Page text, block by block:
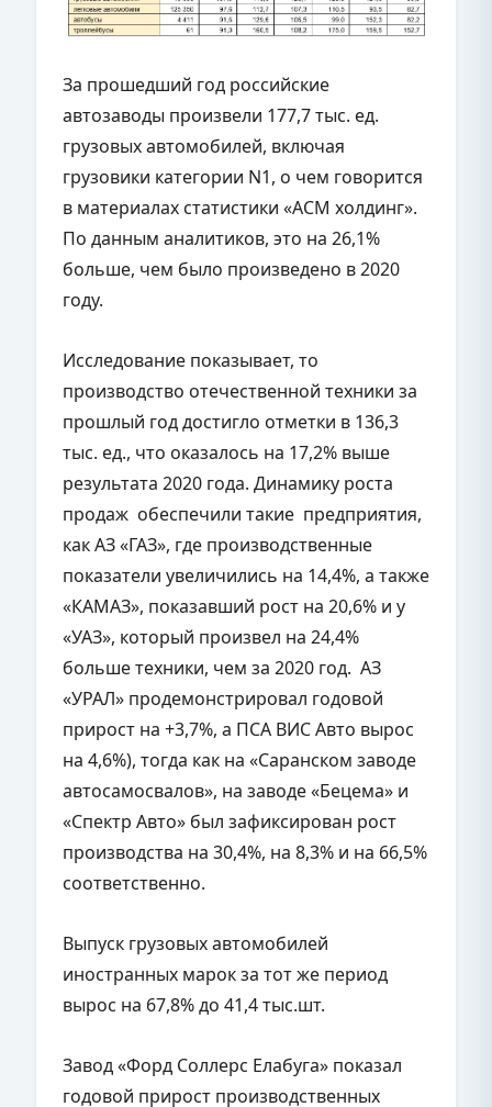
За прошедший год российские
автозаводы произвели 177,7 тыс. ед.
грузовых автомобилей, включая
грузовики категории N1, о чем говорится
в материалах статистики «АСМ холдинг».
По данным аналитиков, это на 26,1%
больше, чем было произведено в 2020
году.
Исследование показывает, то
производство отечественной техники за
прошлый год достигло отметки в 136,3
тыс. ед., что оказалось на 17,2% выше
результата 2020 года. Динамику роста
продаж обеспечили такие предприятия,
как АЗ «ГАЗ», где производственные
показатели увеличились на 14,4%, а также
«КАМАЗ», показавший рост на 20,6% и у
«УАЗ», который произвел на 24,4%
больше техники, чем за 2020 год. АЗ
«УРАЛ» продемонстрировал годовой
прирост на +3,7%, а ПСА ВИС Авто вырос
на 4,6%), тогда как на «Саранском заводе
автосамосвалов», на заводе «Бецема» и
«Спектр Авто» был зафиксирован рост
производства на 30,4%, на 8,3% и на 66,5%
соответственно.
Выпуск грузовых автомобилей
иностранных марок за тот же период
вырос на 67,8% до 41,4 тыс.шт.
Завод «Форд Соллерс Елабуга» показал
годовой прирост производственных